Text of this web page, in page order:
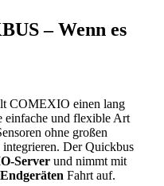
–Wenn es
COMEXIO einen lang
einfache und flexible Art
ohne großen
Der Quickbus
Server und nimmt mit
Fahrt auf.